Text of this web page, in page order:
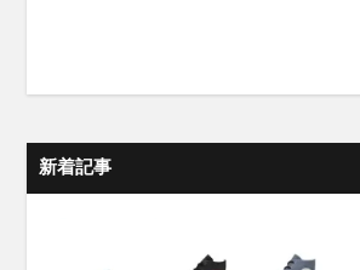
新着記事